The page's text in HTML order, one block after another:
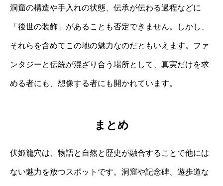
洞窟の構造や手入れの状態、伝承が伝わる過程などに
「後世の装飾」があることも否定できません。しかし、
それらを含めてこの地の魅力なのだともいえます。ファ
ンタジーと伝統が混ざり合う場所として、真実だけを求
める者にも、想像する者にも開かれています。
まとめ
伏姫籠穴は、物語と自然と歴史が融合することで他には
ない魅力を放つスポットです。洞窟や記念碑、遊歩道な